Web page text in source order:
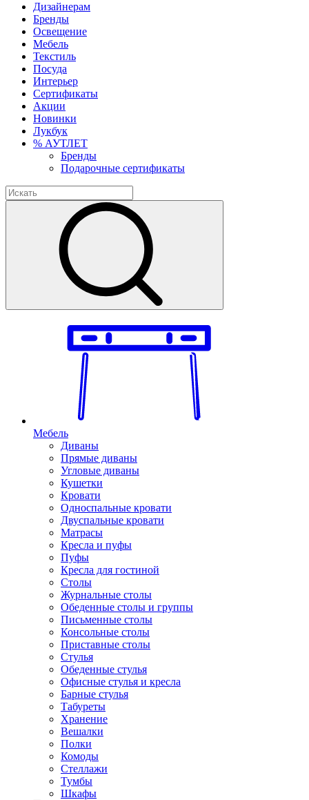
Дизайнерам
Бренды
Освещение
Мебель
Текстиль
Посуда
Интерьер
Сертификаты
Акции
Новинки
Лукбук
% АУТЛЕТ
Бренды
Подарочные сертификаты
Мебель
Диваны
Прямые диваны
Угловые диваны
Кушетки
Кровати
Односпальные кровати
Двуспальные кровати
Матрасы
Кресла и пуфы
Пуфы
Кресла для гостиной
Столы
Журнальные столы
Обеденные столы и группы
Письменные столы
Консольные столы
Приставные столы
Стулья
Обеденные стулья
Офисные стулья и кресла
Барные стулья
Табуреты
Хранение
Вешалки
Полки
Комоды
Стеллажи
Тумбы
Шкафы